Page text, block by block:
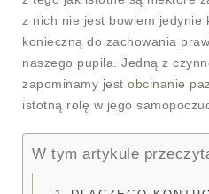
z nich nie jest bowiem jedynie
konieczną do zachowania
naszego pupila. Jedną z
zapominamy jest obcinanie
istotną rolę w jego
W tym artykule